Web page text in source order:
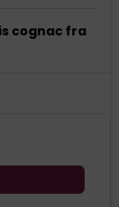
cognac fra